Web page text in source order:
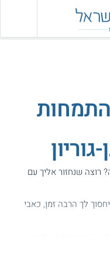
רוצה שנחזור אליך עם
לך הרבה זמן, כאבי